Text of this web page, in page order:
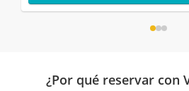
¿Por qué reservar con